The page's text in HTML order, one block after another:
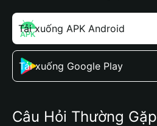
Tải xuống APK Android
Tải xuống Google Play
Câu Hỏi Thường Gặp